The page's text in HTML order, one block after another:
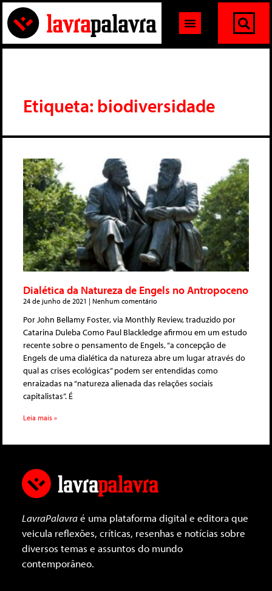
Etiqueta: biodiversidade
Dialética da Natureza de Engels no Antropoceno
24 de junho de 2021 Nenhum comentário
Por John Bellamy Foster, via Monthly Review, traduzido por
Catarina Duleba Como Paul Blackledge afirmou em um estudo
recente sobre o pensamento de Engels, “a concepção de
Engels de uma dialética da natureza abre um lugar através do
qual as crises ecológicas” podem ser entendidas como
enraizadas na “natureza alienada das relações sociais
capitalistas”. É
Leia mais »
LavraPalavraé uma plataforma digital e editora que
veicula reflexões, críticas, resenhas e notícias sobre
diversos temas e assuntos do mundo
contemporâneo.